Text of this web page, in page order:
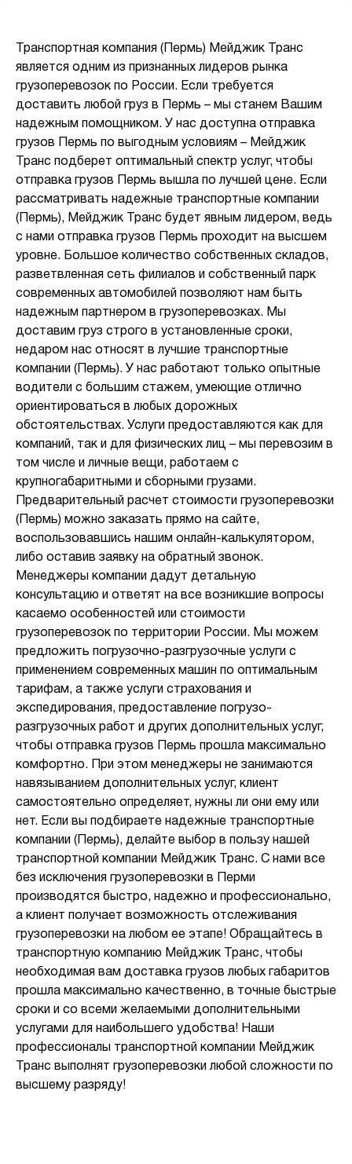
Транспортная компания (Пермь) Мейджик Транс
является одним из признанных лидеров рынка
грузоперевозок по России. Если требуется
доставить любой груз в Пермь – мы станем Вашим
надежным помощником. У нас доступна отправка
грузов Пермь по выгодным условиям – Мейджик
Транс подберет оптимальный спектр услуг, чтобы
отправка грузов Пермь вышла по лучшей цене. Если
рассматривать надежные транспортные компании
(Пермь), Мейджик Транс будет явным лидером, ведь
с нами отправка грузов Пермь проходит на высшем
уровне. Большое количество собственных складов,
разветвленная сеть филиалов и собственный парк
современных автомобилей позволяют нам быть
надежным партнером в грузоперевозках. Мы
доставим груз строго в установленные сроки,
недаром нас относят в лучшие транспортные
компании (Пермь). У нас работают только опытные
водители с большим стажем, умеющие отлично
ориентироваться в любых дорожных
обстоятельствах. Услуги предоставляются как для
компаний, так и для физических лиц – мы перевозим в
том числе и личные вещи, работаем с
крупногабаритными и сборными грузами.
Предварительный расчет стоимости грузоперевозки
(Пермь) можно заказать прямо на сайте,
воспользовавшись нашим онлайн-калькулятором,
либо оставив заявку на обратный звонок.
Менеджеры компании дадут детальную
консультацию и ответят на все возникшие вопросы
касаемо особенностей или стоимости
грузоперевозок по территории России. Мы можем
предложить погрузочно-разгрузочные услуги с
применением современных машин по оптимальным
тарифам, а также услуги страхования и
экспедирования, предоставление погрузо-
разгрузочных работ и других дополнительных услуг,
чтобы отправка грузов Пермь прошла максимально
комфортно. При этом менеджеры не занимаются
навязыванием дополнительных услуг, клиент
самостоятельно определяет, нужны ли они ему или
нет. Если вы подбираете надежные транспортные
компании (Пермь), делайте выбор в пользу нашей
транспортной компании Мейджик Транс. С нами все
без исключения грузоперевозки в Перми
производятся быстро, надежно и профессионально,
а клиент получает возможность отслеживания
грузоперевозки на любом ее этапе! Обращайтесь в
транспортную компанию Мейджик Транс, чтобы
необходимая вам доставка грузов любых габаритов
прошла максимально качественно, в точные быстрые
сроки и со всеми желаемыми дополнительными
услугами для наибольшего удобства! Наши
профессионалы транспортной компании Мейджик
Транс выполнят грузоперевозки любой сложности по
высшему разряду!